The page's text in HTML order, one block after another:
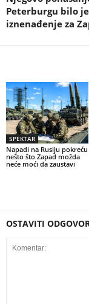
Peterburgu bilo je
iznenađenje za
SPEKTAR
Napadi na Rusiju pokreću
nešto što Zapad možda
neće moći da zaustavi
OSTAVITI